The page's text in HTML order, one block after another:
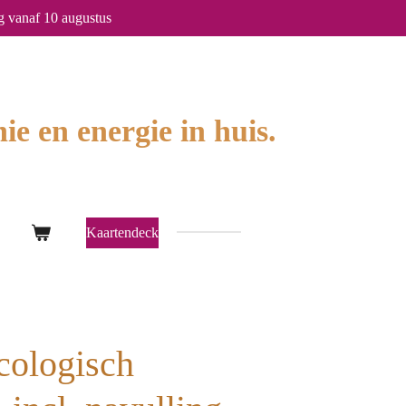
10 augustus
en energie in huis.
Kaartendeck